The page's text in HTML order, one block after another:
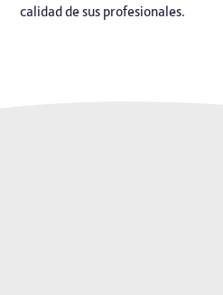
calidad de sus profesionales.